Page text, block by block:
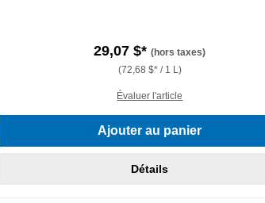
29,07 $*(hors taxes)
(72,68 $* / 1 L)
Évaluer l'article
Ajouter au panier
Détails